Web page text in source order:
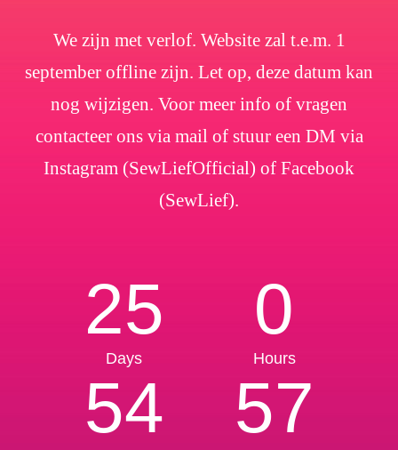
We zijn met verlof. Website zal t.e.m. 1
september offline zijn. Let op, deze datum kan
nog wijzigen. Voor meer info of vragen
contacteer ons via mail of stuur een DM via
Instagram (SewLiefOfficial) of Facebook
(SewLief).
25
Days
0
Hours
54 56